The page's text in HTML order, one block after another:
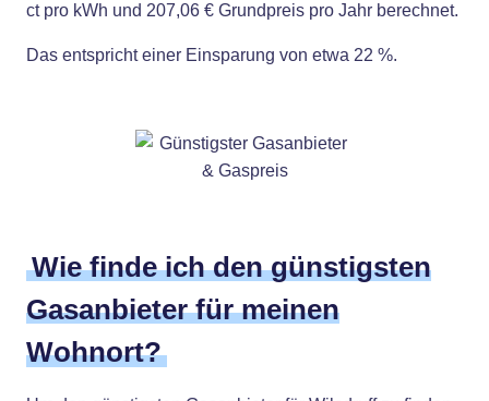
ct pro kWh und 207,06 € Grundpreis pro Jahr berechnet.
Das entspricht einer Einsparung von etwa 22 %.
Wie finde ich den günstigsten
Gasanbieter für meinen
Wohnort?